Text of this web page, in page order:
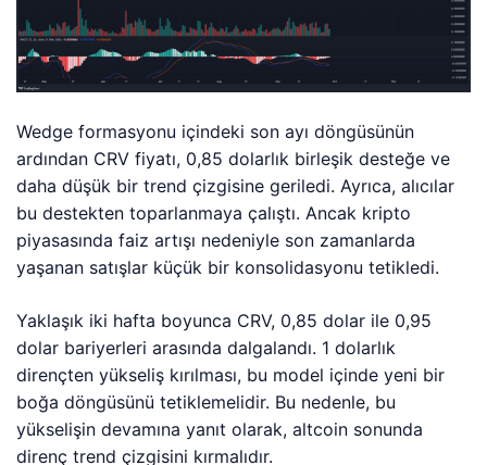
Wedge formasyonu içindeki son ayı döngüsünün
ardından CRV fiyatı, 0,85 dolarlık birleşik desteğe ve
daha düşük bir trend çizgisine geriledi. Ayrıca, alıcılar
bu destekten toparlanmaya çalıştı. Ancak kripto
piyasasında faiz artışı nedeniyle son zamanlarda
yaşanan satışlar küçük bir konsolidasyonu tetikledi.
Yaklaşık iki hafta boyunca CRV, 0,85 dolar ile 0,95
dolar bariyerleri arasında dalgalandı. 1 dolarlık
dirençten yükseliş kırılması, bu model içinde yeni bir
boğa döngüsünü tetiklemelidir. Bu nedenle, bu
yükselişin devamına yanıt olarak, altcoin sonunda
direnç trend çizgisini kırmalıdır.